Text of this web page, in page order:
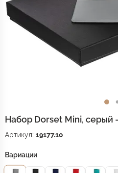
Набор Dorset Mini, серый -
Артикул: 19177.10
Вариации